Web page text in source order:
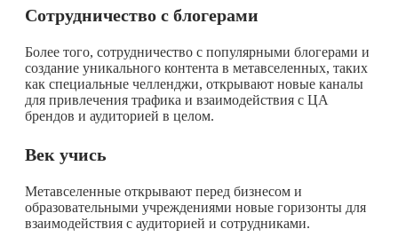
Сотрудничество с блогерами
Более того, сотрудничество с популярными блогерами и
создание уникального контента в метавселенных, таких
как специальные челленджи, открывают новые каналы
для привлечения трафика и взаимодействия с ЦА
брендов и аудиторией в целом.
Век учись
Метавселенные открывают перед бизнесом и
образовательными учреждениями новые горизонты для
взаимодействия с аудиторией и сотрудниками.